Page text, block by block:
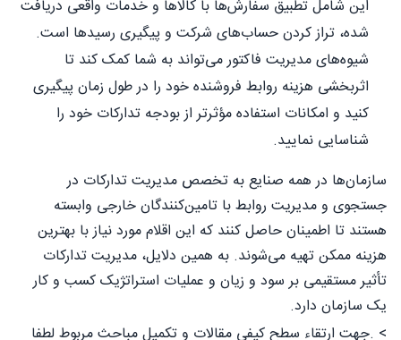
این شامل تطبیق سفارش‌ها با کالاها و خدمات واقعی دریافت
شده، تراز کردن حساب‌های شرکت و پیگیری رسیدها است.
شیوه‌های مدیریت فاکتور می‌تواند به شما کمک کند تا
اثربخشی هزینه روابط فروشنده خود را در طول زمان پیگیری
کنید و امکانات استفاده مؤثرتر از بودجه تدارکات خود را
شناسایی نمایید.
سازمان‌ها در همه صنایع به تخصص مدیریت تدارکات در
جستجوی و مدیریت روابط با تامین‌کنندگان خارجی وابسته
هستند تا اطمینان حاصل کنند که این اقلام مورد نیاز با بهترین
هزینه ممکن تهیه می‌شوند. به همین دلایل، مدیریت تدارکات
تأثیر مستقیمی بر سود و زیان و عملیات استراتژیک کسب و کار
یک سازمان دارد.
> .جهت ارتقاء سطح کیفی مقالات و تکمیل مباحث مربوط لطفا